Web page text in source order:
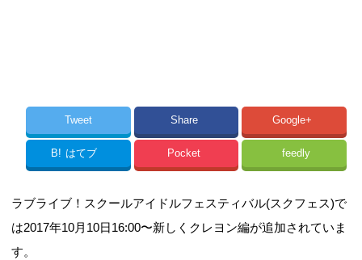
Tweet Share Google+
B! はてブ Pocket feedly
ラブライブ！スクールアイドルフェスティバル(スクフェス)で
は2017年10月10日16:00〜新しくクレヨン編が追加されていま
す。